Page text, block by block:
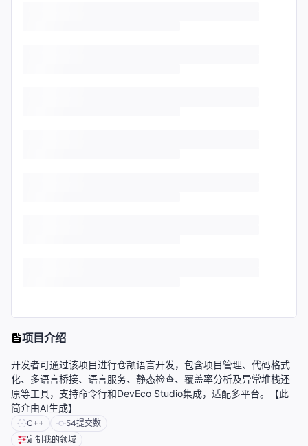
项目介绍
开发者可通过该项目进行仓颉语言开发，包含项目管理、代码格式
化、多语言桥接、语言服务、静态检查、覆盖率分析及异常堆栈还
原等工具，支持命令行和DevEco Studio集成，适配多平台。【此
简介由AI生成】
C++ 54提交数
定制我的领域